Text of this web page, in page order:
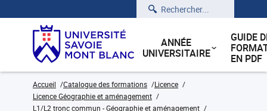
Rechercher
ANNÉE
UNIVERSITAIRE
GUIDE
EN PDF
Accueil Catalogue des formations
Licence
Licence Géographie et aménagement
L1/L2 tronc commun - Géographie et aménagement